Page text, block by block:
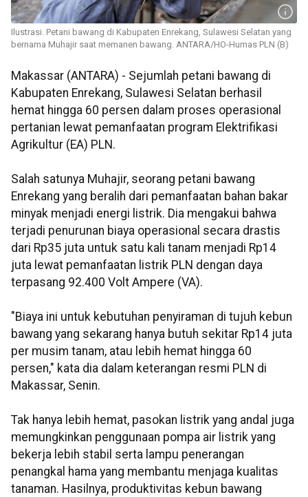
Ilustrasi. Petani bawang di Kabupaten Enrekang, Sulawesi Selatan yang
bernama Muhajir saat memanen bawang. ANTARA/HO-Humas PLN (B)
Makassar (ANTARA) - Sejumlah petani bawang di
Kabupaten Enrekang, Sulawesi Selatan berhasil
hemat hingga 60 persen dalam proses operasional
pertanian lewat pemanfaatan program Elektrifikasi
Agrikultur (EA) PLN.
Salah satunya Muhajir, seorang petani bawang
Enrekang yang beralih dari pemanfaatan bahan bakar
minyak menjadi energi listrik. Dia mengakui bahwa
terjadi penurunan biaya operasional secara drastis
dari Rp35 juta untuk satu kali tanam menjadi Rp14
juta lewat pemanfaatan listrik PLN dengan daya
terpasang 92.400 Volt Ampere (VA).
"Biaya ini untuk kebutuhan penyiraman di tujuh kebun
bawang yang sekarang hanya butuh sekitar Rp14 juta
per musim tanam, atau lebih hemat hingga 60
persen," kata dia dalam keterangan resmi PLN di
Makassar, Senin.
Tak hanya lebih hemat, pasokan listrik yang andal juga
memungkinkan penggunaan pompa air listrik yang
bekerja lebih stabil serta lampu penerangan
penangkal hama yang membantu menjaga kualitas
tanaman. Hasilnya, produktivitas kebun bawang